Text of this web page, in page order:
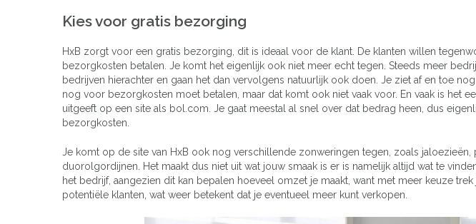
Kies voor gratis bezorging
HxB zorgt voor een gratis bezorging, dit is ideaal voor de klant. De klanten willen
bezorgkosten betalen. Je komt het eigenlijk ook niet meer echt tegen. Steeds meer
bedrijven hierachter en gaan het dan vervolgens natuurlijk ook doen. Je ziet af en toe
nog voor bezorgkosten moet betalen, maar dat komt ook niet vaak voor. En vaak is het
uitgeeft op een site als bol.com. Je gaat meestal al snel over dat bedrag heen, dus
bezorgkosten.
Je komt op de site van HxB ook nog verschillende zonweringen tegen, zoals
duorolgordijnen. Het maakt dus niet uit wat jouw smaak is er is namelijk altijd wat te
het bedrijf, aangezien dit kan bepalen hoeveel omzet je maakt, want met meer keuze
potentiële klanten, wat weer betekent dat je eventueel meer kunt verkopen.